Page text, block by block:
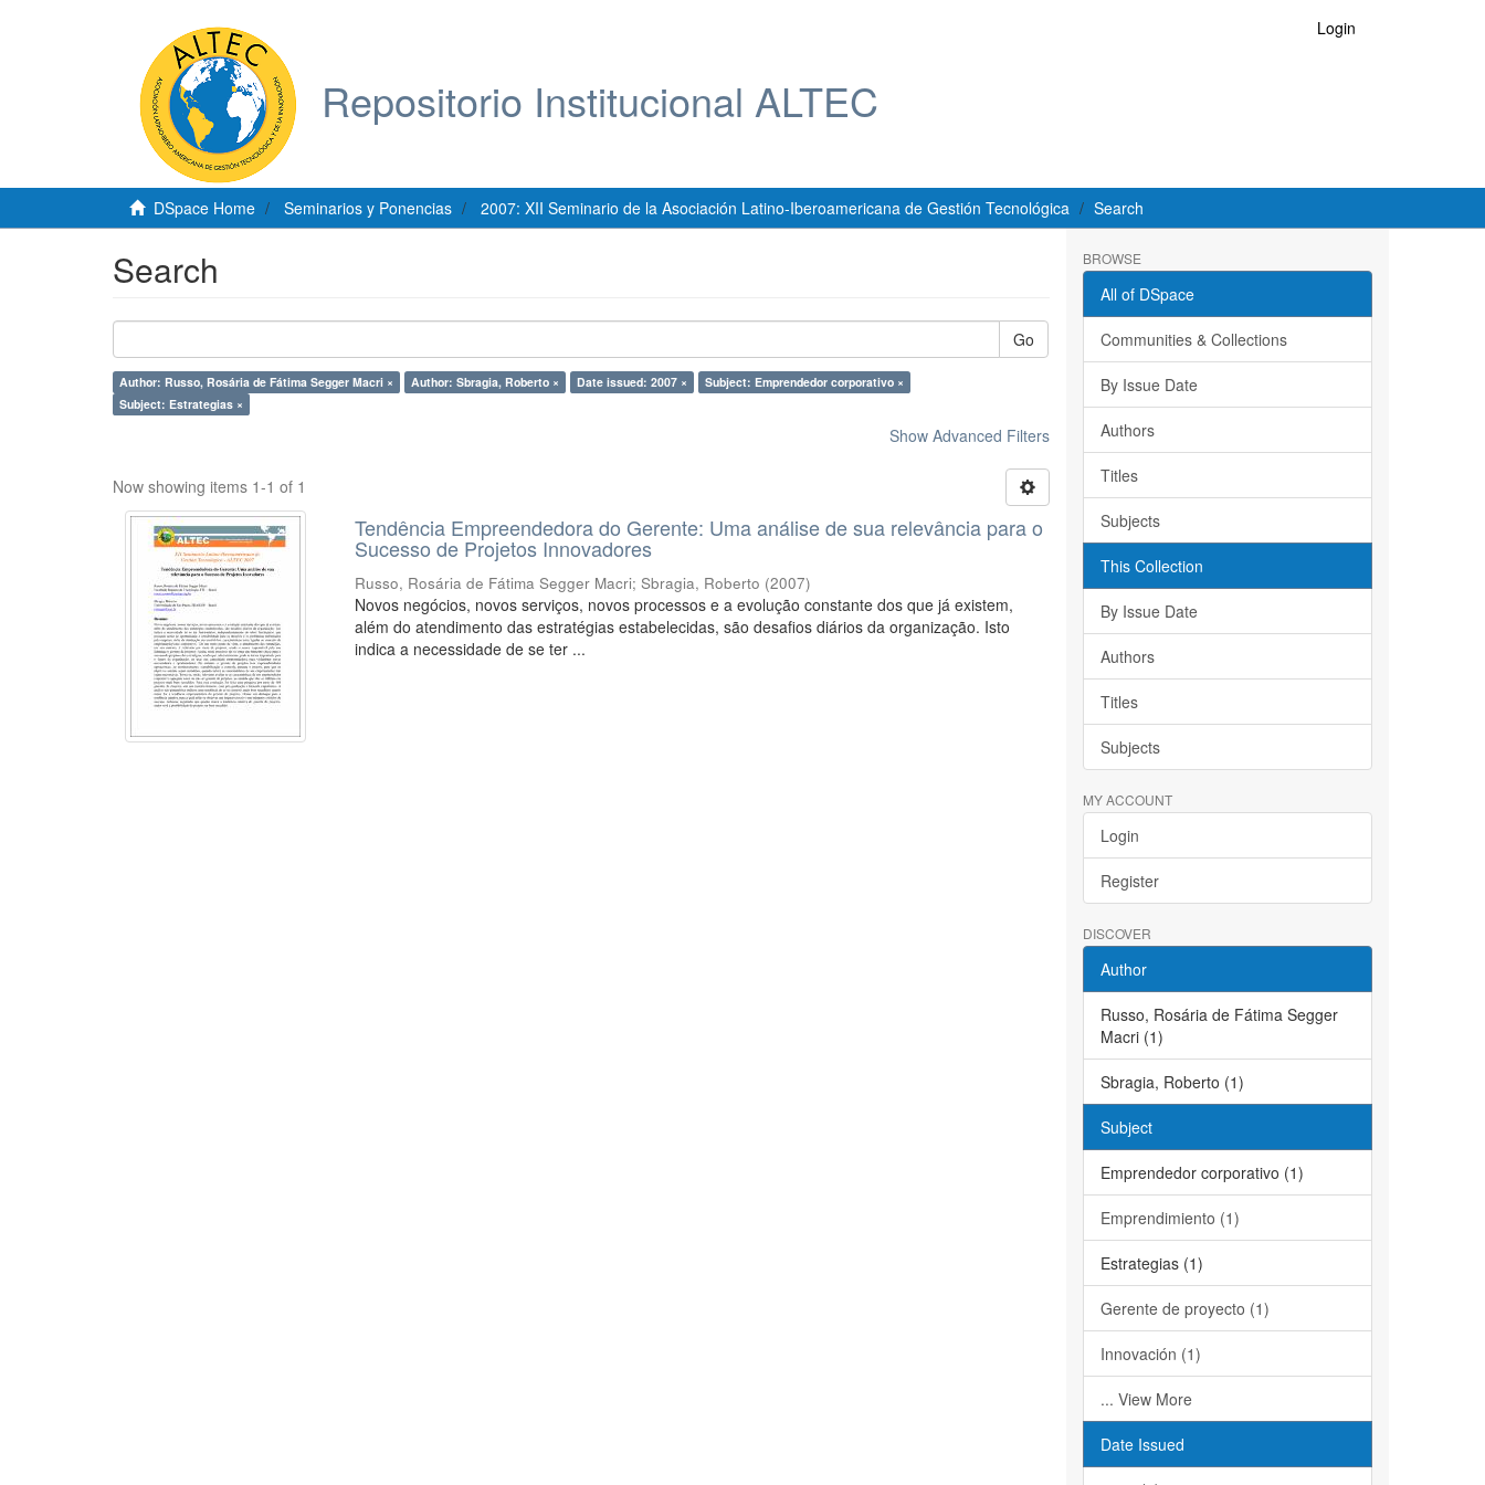
Repositorio Institucional ALTEC
Login
DSpace Home Seminarios y Ponencias 2007: XII Seminario de la Asociación Latino-Iberoamericana de Gestión Tecnológica Search
Search
Go
Author: Russo, Rosária de Fátima Segger Macri × Author: Sbragia, Roberto × Date issued: 2007 ×
Subject: Emprendedor corporativo ×
Subject: Estrategias ×
Show Advanced Filters
Now showing items 1-1 of 1
Tendência Empreendedora do Gerente: Uma análise de sua relevância para o
Sucesso de Projetos Innovadores
Russo, Rosária de Fátima Segger Macri;Sbragia, Roberto (2007)
Novos negócios, novos serviços, novos processos e a evolução constante dos que já existem,
além do atendimento das estratégias estabelecidas, são desafios diários da organização. Isto
indica a necessidade de se ter ...
BROWSE
All of DSpace
Communities & Collections
By Issue Date
Authors
Titles
Subjects
This Collection
By Issue Date
Authors
Titles
Subjects
MY ACCOUNT
Login
Register
DISCOVER
Author
Russo, Rosária de Fátima Segger
Macri (1)
Sbragia, Roberto (1)
Subject
Emprendedor corporativo (1)
Emprendimiento (1)
Estrategias (1)
Gerente de proyecto (1)
Innovación (1)
... View More
Date Issued